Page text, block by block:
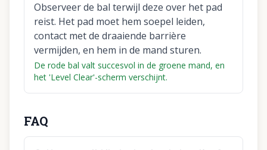
Observeer de bal terwijl deze over het pad
reist. Het pad moet hem soepel leiden,
contact met de draaiende barrière
vermijden, en hem in de mand sturen.
De rode bal valt succesvol in de groene mand, en
het 'Level Clear'-scherm verschijnt.
FAQ